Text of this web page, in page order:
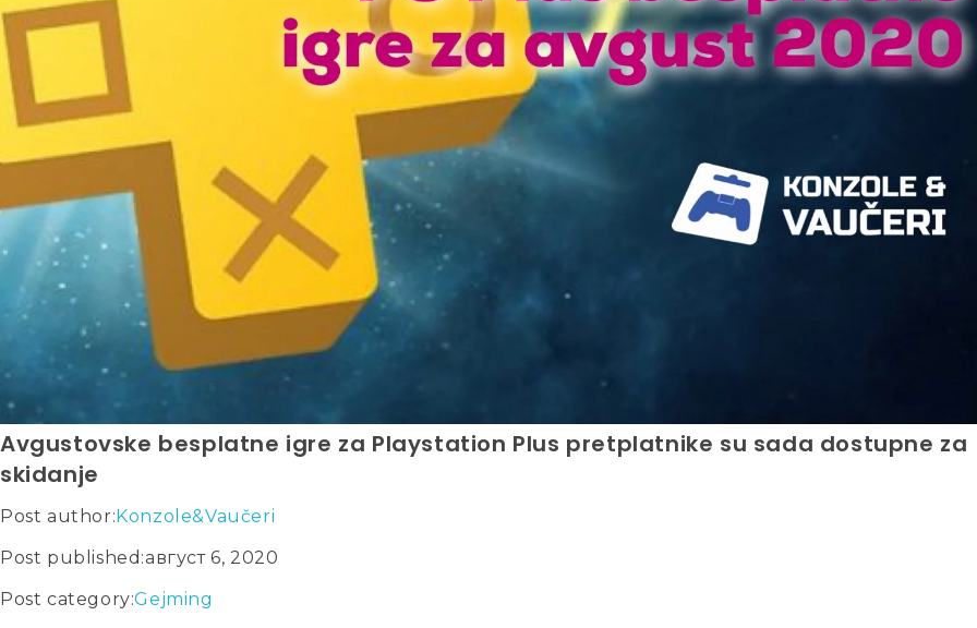
Avgustovske besplatne igre za Playstation Plus pretplatnike su sada dostupne za
skidanje
Post author:Konzole&Vaučeri
Post published:август 6, 2020
Post category:Gejming